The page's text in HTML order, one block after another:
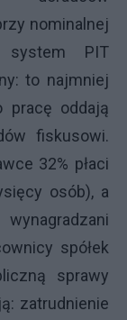
nominalnej
system PIT
to najmniej
pracę oddają
fiskusowi.
32% płaci
osób), a
spółek
sprawy
zatrudnienie